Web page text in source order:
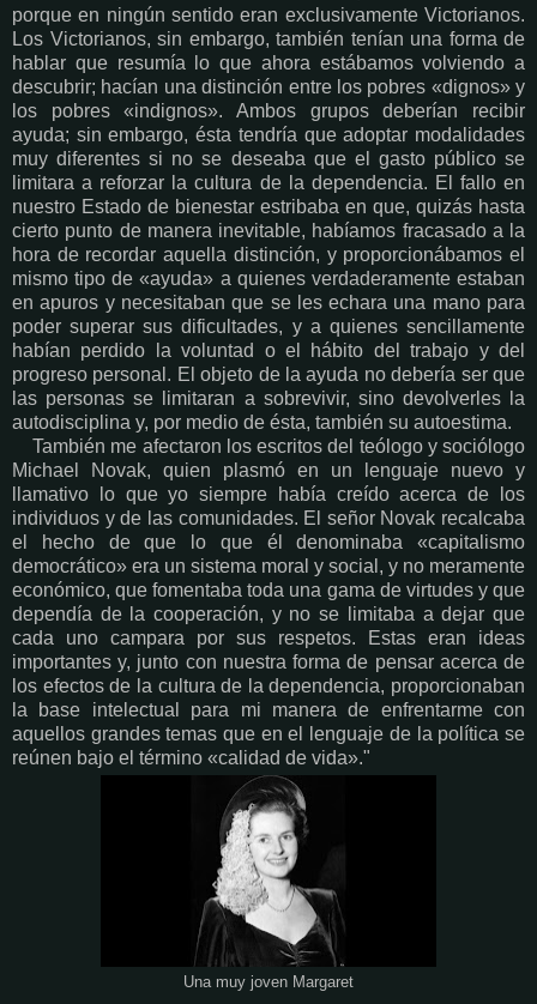
porque en ningún sentido eran exclusivamente Victorianos.
Los Victorianos, sin embargo, también tenían una forma de
hablar que resumía lo que ahora estábamos volviendo a
descubrir; hacían una distinción entre los pobres «dignos» y
los pobres «indignos». Ambos grupos deberían recibir
ayuda; sin embargo, ésta tendría que adoptar modalidades
muy diferentes si no se deseaba que el gasto público se
limitara a reforzar la cultura de la dependencia. El fallo en
nuestro Estado de bienestar estribaba en que, quizás hasta
cierto punto de manera inevitable, habíamos fracasado a la
hora de recordar aquella distinción, y proporcionábamos el
mismo tipo de «ayuda» a quienes verdaderamente estaban
en apuros y necesitaban que se les echara una mano para
poder superar sus dificultades, y a quienes sencillamente
habían perdido la voluntad o el hábito del trabajo y del
progreso personal. El objeto de la ayuda no debería ser que
las personas se limitaran a sobrevivir, sino devolverles la
autodisciplina y, por medio de ésta, también su autoestima.
También me afectaron los escritos del teólogo y sociólogo
Michael Novak, quien plasmó en un lenguaje nuevo y
llamativo lo que yo siempre había creído acerca de los
individuos y de las comunidades. El señor Novak recalcaba
el hecho de que lo que él denominaba «capitalismo
democrático» era un sistema moral y social, y no meramente
económico, que fomentaba toda una gama de virtudes y que
dependía de la cooperación, y no se limitaba a dejar que
cada uno campara por sus respetos. Estas eran ideas
importantes y, junto con nuestra forma de pensar acerca de
los efectos de la cultura de la dependencia, proporcionaban
la base intelectual para mi manera de enfrentarme con
aquellos grandes temas que en el lenguaje de la política se
reúnen bajo el término «calidad de vida»."
Una muy joven Margaret